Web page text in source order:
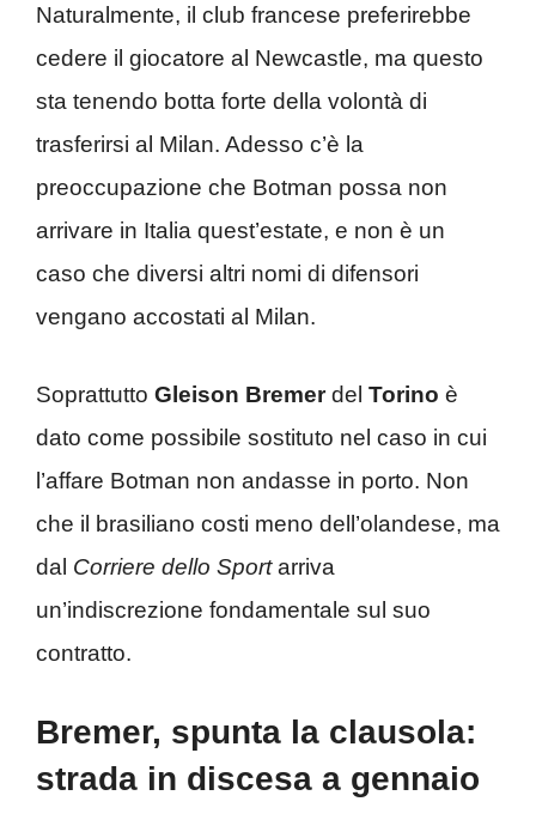
Naturalmente, il club francese preferirebbe
cedere il giocatore al Newcastle, ma questo
sta tenendo botta forte della volontà di
trasferirsi al Milan. Adesso c’è la
preoccupazione che Botman possa non
arrivare in Italia quest’estate, e non è un
caso che diversi altri nomi di difensori
vengano accostati al Milan.
Soprattutto Gleison Bremerdel Torino è
dato come possibile sostituto nel caso in cui
l’affare Botman non andasse in porto. Non
che il brasiliano costi meno dell’olandese, ma
dal Corriere dello Sportarriva
un’indiscrezione fondamentale sul suo
contratto.
Bremer, spunta la clausola:
strada in discesa a gennaio